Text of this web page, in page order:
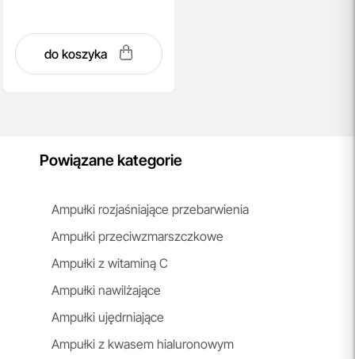
do koszyka
Powiązane kategorie
Ampułki rozjaśniające przebarwienia
Ampułki przeciwzmarszczkowe
Ampułki z witaminą C
Ampułki nawilżające
Ampułki ujędrniające
Ampułki z kwasem hialuronowym